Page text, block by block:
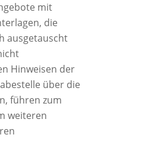
mit
die
ausgetauscht
Hinweisen der
über die
führen zum
weiteren